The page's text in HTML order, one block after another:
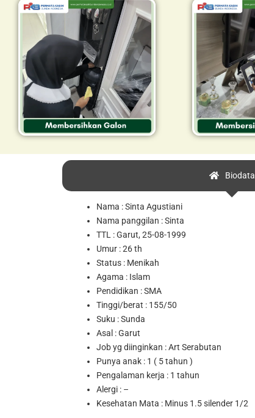
Biodata
Nama : Sinta Agustiani
Nama panggilan : Sinta
TTL : Garut, 25-08-1999
Umur : 26 th
Status : Menikah
Agama : Islam
Pendidikan : SMA
Tinggi/berat : 155/50
Suku : Sunda
Asal : Garut
Job yg diinginkan : Art Serabutan
Punya anak : 1 ( 5 tahun )
Pengalaman kerja : 1 tahun
Alergi : –
Kesehatan Mata : Minus 1.5 silender 1/2